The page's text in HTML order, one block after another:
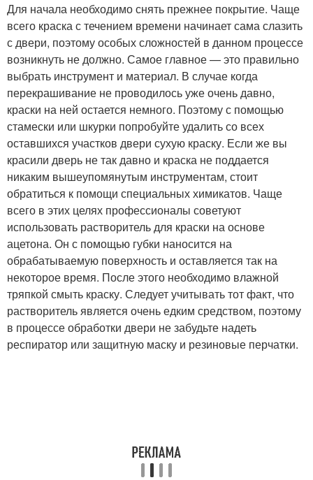
Для начала необходимо снять прежнее покрытие. Чаще
всего краска с течением времени начинает сама слазить
с двери, поэтому особых сложностей в данном процессе
возникнуть не должно. Самое главное — это правильно
выбрать инструмент и материал. В случае когда
перекрашивание не проводилось уже очень давно,
краски на ней остается немного. Поэтому с помощью
стамески или шкурки попробуйте удалить со всех
оставшихся участков двери сухую краску. Если же вы
красили дверь не так давно и краска не поддается
никаким вышеупомянутым инструментам, стоит
обратиться к помощи специальных химикатов. Чаще
всего в этих целях профессионалы советуют
использовать растворитель для краски на основе
ацетона. Он с помощью губки наносится на
обрабатываемую поверхность и оставляется так на
некоторое время. После этого необходимо влажной
тряпкой смыть краску. Следует учитывать тот факт, что
растворитель является очень едким средством, поэтому
в процессе обработки двери не забудьте надеть
респиратор или защитную маску и резиновые перчатки.